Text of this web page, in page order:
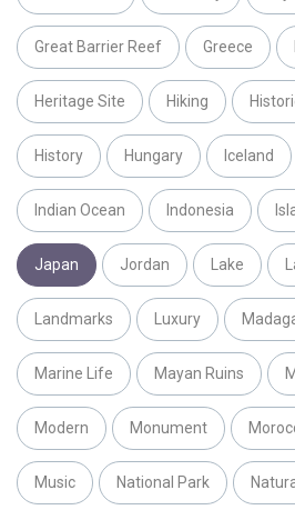
Great Barrier Reef Greece
Heritage Site Hiking
History Hungary Iceland
Indian Ocean Indonesia
Japan Jordan Lake
Landmarks Luxury
Marine Life Mayan Ruins
Modern Monument
Music National Park